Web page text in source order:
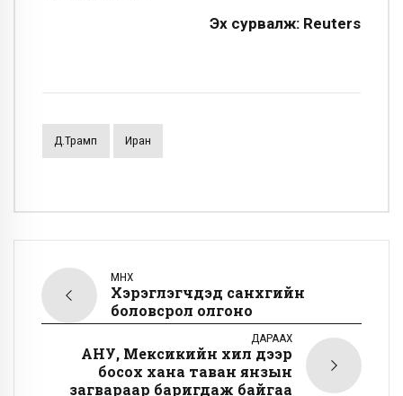
Эх сурвалж: Reuters
Д.Трамп Иран
ӨМНӨХ
Хэрэглэгчдэд санхүүгийн
боловсрол олгоно
ДАРААХ
АНУ, Мексикийн хил дээр
босох хана таван янзын
загвараар баригдаж байгаа